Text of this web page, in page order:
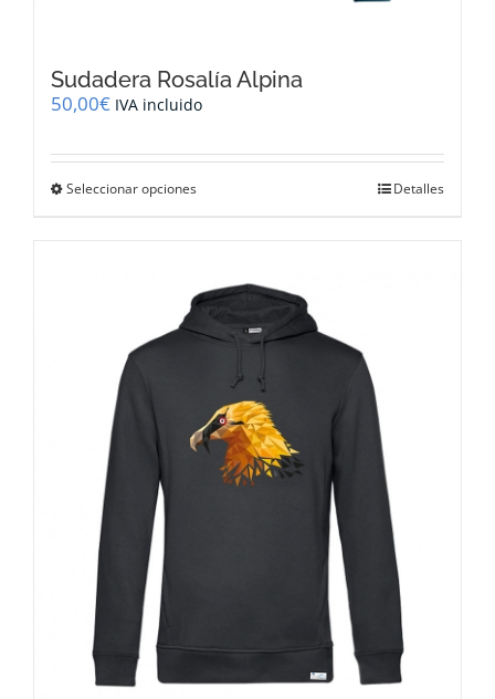
Sudadera Rosalía Alpina
50,00€ IVA incluido
Seleccionar opciones
variantes.
Las
opciones
se
elegir
en
la
página
Detalles